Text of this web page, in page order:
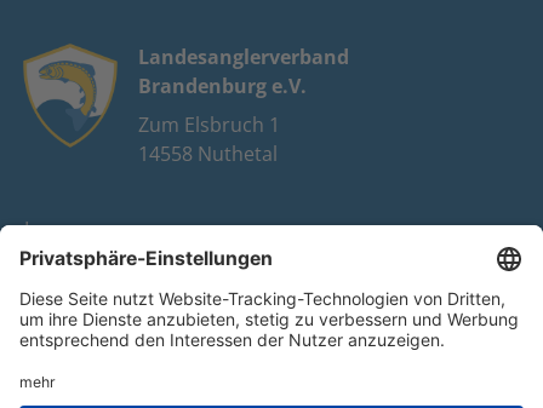
Landesanglerverband
Brandenburg e.V.
Zum Elsbruch 1
14558 Nuthetal
Impressum
Datenschutz
FAQ